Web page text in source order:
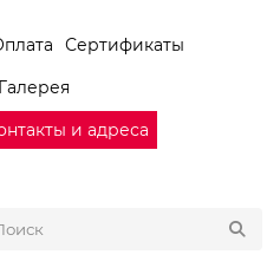
Сертификаты
Галерея
и адреса